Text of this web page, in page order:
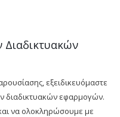
εξειδικευόμαστε
διαδικτυακών εφαρμογών.
να ολοκληρώσουμε με